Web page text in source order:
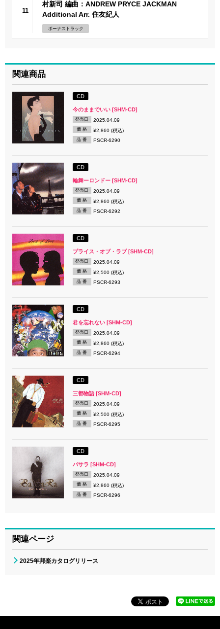
11
村新司 編曲：ANDREW PRYCE JACKMAN
Additional Arr. 住友紀人
ボーナストラック
関連商品
CD
今のままでいい [SHM-CD]
発売日 2025.04.09
価 格 ¥2,860 (税込)
品 番 PSCR-6290
CD
輪舞ーロンドー [SHM-CD]
発売日 2025.04.09
価 格 ¥2,860 (税込)
品 番 PSCR-6292
CD
プライス・オブ・ラブ [SHM-CD]
発売日 2025.04.09
価 格 ¥2,500 (税込)
品 番 PSCR-6293
CD
君を忘れない [SHM-CD]
発売日 2025.04.09
価 格 ¥2,860 (税込)
品 番 PSCR-6294
CD
三都物語 [SHM-CD]
発売日 2025.04.09
価 格 ¥2,500 (税込)
品 番 PSCR-6295
CD
バサラ [SHM-CD]
発売日 2025.04.09
価 格 ¥2,860 (税込)
品 番 PSCR-6296
関連ページ
2025年邦楽カタログリリース